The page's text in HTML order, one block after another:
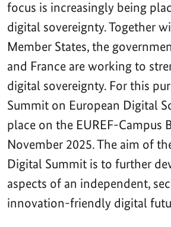
focus is increasingly being
digital sovereignty. Together
Member States, the
and France are working to
digital sovereignty. For this
Summit on European Digital
place on the EUREF-Campus
November 2025. The aim of
Digital Summit is to further
aspects of an independent,
innovation-friendly digital